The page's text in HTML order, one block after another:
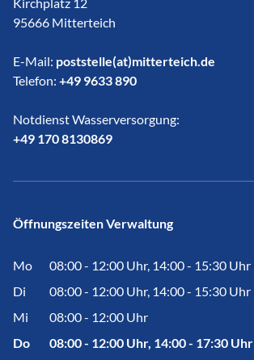
95666 Mitterteich
E-Mail: poststelle(at)mitterteich.de
Telefon: +49 9633 890
Notdienst Wasserversorgung:
​​​​​​​+49 170 8130869
Öffnungszeiten Verwaltung
Mo
08:00 - 12:00 Uhr, 14:00 - 15:30 Uhr
Di
08:00 - 12:00 Uhr, 14:00 - 15:30 Uhr
Mi
08:00 - 12:00 Uhr
Do
08:00 - 12:00 Uhr, 14:00 - 17:30 Uhr